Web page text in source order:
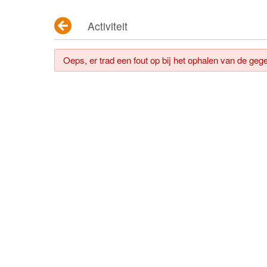
Activiteit
Oeps, er trad een fout op bij het ophalen van de